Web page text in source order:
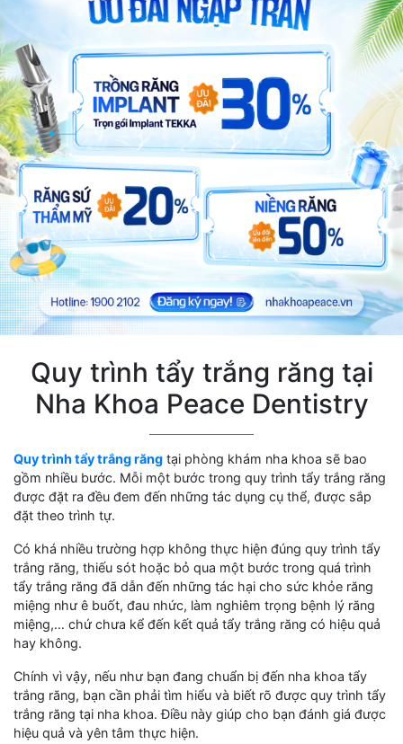
Quy trình tẩy trắng răng tại
Nha Khoa Peace Dentistry
Quy trình tẩy trắng răng tại phòng khám nha khoa sẽ bao
gồm nhiều bước. Mỗi một bước trong quy trình tẩy trắng răng
được đặt ra đều đem đến những tác dụng cụ thể, được sắp
đặt theo trình tự.
Có khá nhiều trường hợp không thực hiện đúng quy trình tẩy
trắng răng, thiếu sót hoặc bỏ qua một bước trong quá trình
tẩy trắng răng đã dẫn đến những tác hại cho sức khỏe răng
miệng như ê buốt, đau nhức, làm nghiêm trọng bệnh lý răng
miệng,… chứ chưa kể đến kết quả tẩy trắng răng có hiệu quả
hay không.
Chính vì vậy, nếu như bạn đang chuẩn bị đến nha khoa tẩy
trắng răng, bạn cần phải tìm hiểu và biết rõ được quy trình tẩy
trắng răng tại nha khoa. Điều này giúp cho bạn đánh giá được
hiệu quả và yên tâm thực hiện.